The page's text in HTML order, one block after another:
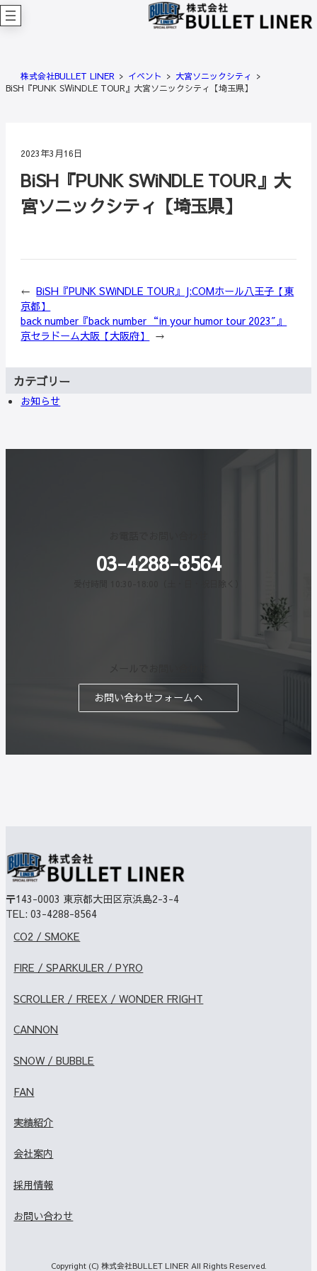
内
容
ッ
株式会社BULLET LINER イベント
大宮ソニックシティ
BiSH『PUNK SWiNDLE TOUR』大宮ソニックシティ【埼玉県】
2023年3月16日
BiSH『PUNK SWiNDLE TOUR』大
宮ソニックシティ【埼玉県】
← BiSH『PUNK SWiNDLE TOUR』J:COMホール八王子【東
京都】
back number『back number “in your humor tour 2023″』
京セラドーム大阪【大阪府】
→
カテゴリー
お知らせ
03-4288-8564
受付時間 10:30-18:00（土・日・祝日除く）
お問い合わせフォームへ
〒143-0003 東京都大田区京浜島2-3-4
TEL: 03-4288-8564
CO2 / SMOKE
FIRE / SPARKULER / PYRO
SCROLLER / FREEX / WONDER FRIGHT
CANNON
SNOW / BUBBLE
FAN
実績紹介
会社案内
採用情報
お問い合わせ
Copyright (C) 株式会社BULLET LINER All Rights Reserved.